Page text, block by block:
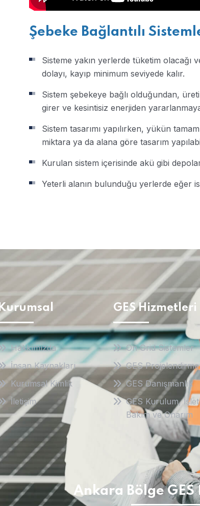
Şebeke Bağlantılı
Sisteme yakın yerlerde tüketim olacağı
dolayı, kayıp minimum seviyede kalır.
Sistem şebekeye bağlı olduğundan,
girer ve kesintisiz enerjiden
Sistem tasarımı yapılırken, yükün
miktara ya da alana göre tasarım
Kurulan sistem içerisinde akü gibi
Yeterli alanın bulunduğu yerlerde eğer
Kurumsal
Hakkımızda
İnsan Kaynakları
Kurumsal Kimlik
İletişim
GES Hizmetleri
On Grid Sistemler
GES Projelendirme
GES Danışmanlık
GES Kurulum,
Bakım ve Onarım
Ankara Bölge GES